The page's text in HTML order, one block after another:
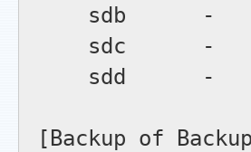
sdb      -
sdc      -
sdd      -
[Backup of